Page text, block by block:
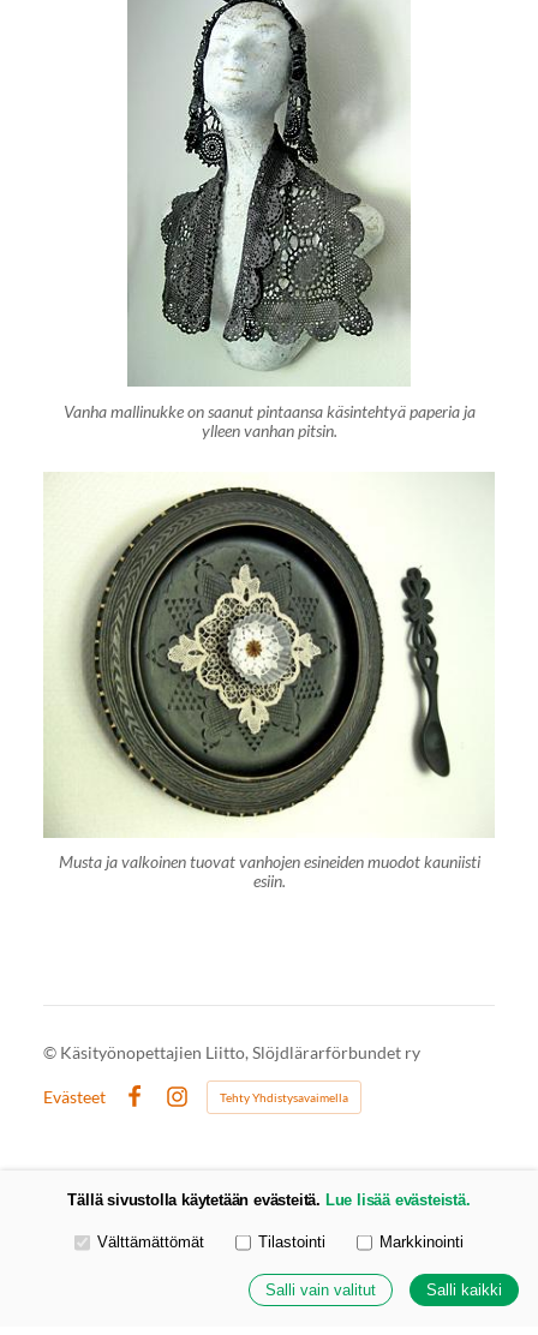
Vanha mallinukke on saanut pintaansa käsintehtyä paperia ja
ylleen vanhan pitsin.
Musta ja valkoinen tuovat vanhojen esineiden muodot kauniisti
esiin.
© Käsityönopettajien Liitto, Slöjdlärarförbundet ry
Evästeet
Instagram
Tehty Yhdistysavaimella
Tällä sivustolla käytetään evästeitä. Lue lisää evästeistä.
Valitse käytettävät evästeet
Välttämättömät Tilastointi Markkinointi
Salli vain valitut Salli kaikki